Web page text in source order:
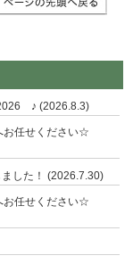
♪ (2026.8.3)
お任せください☆
した！ (2026.7.30)
お任せください☆